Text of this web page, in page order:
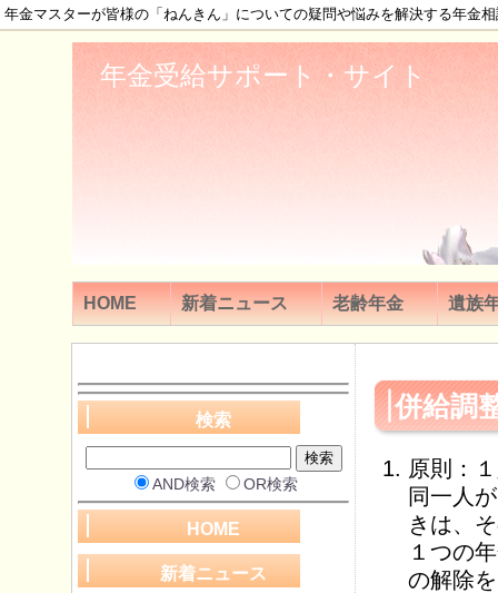
年金マスターが皆様の「ねんきん」についての疑問や悩みを解決する年金
年金受給サポート・サイト
HOME 新着ニュース 老齢年金 遺族
併給調
原則：
同一人
きは、
１つの
の解除
検索
AND検索 OR検索
HOME
新着ニュース